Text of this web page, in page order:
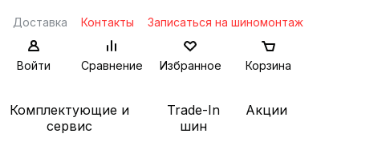
Доставка Контакты Записаться на шиномонтаж
Войти Сравнение Избранное Корзина
Комплектующие и
сервис
Trade-In
шин
Акции